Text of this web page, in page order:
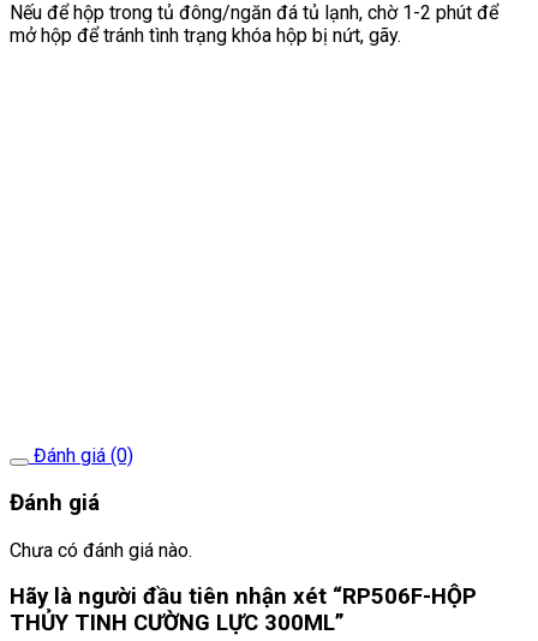
Nếu để hộp trong tủ đông/ngăn đá tủ lạnh, chờ 1-2 phút để
mở hộp để tránh tình trạng khóa hộp bị nứt, gãy.
Đánh giá (0)
Đánh giá
Chưa có đánh giá nào.
Hãy là người đầu tiên nhận xét “RP506F-HỘP
THỦY TINH CƯỜNG LỰC 300ML”